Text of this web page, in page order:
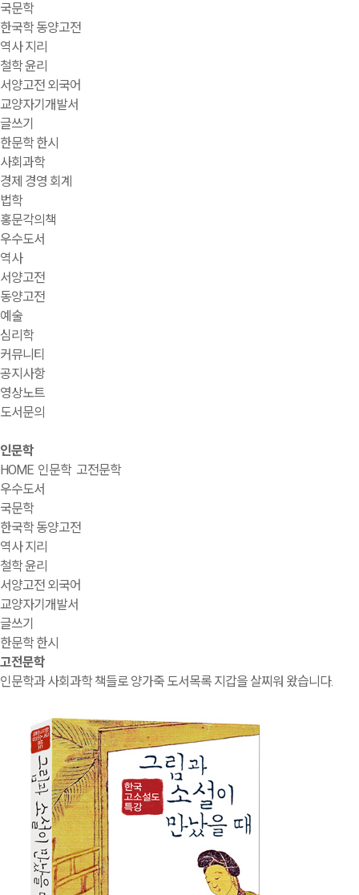
국문학
한국학 동양고전
역사 지리
철학 윤리
서양고전 외국어
교양자기개발서
글쓰기
한문학 한시
사회과학
경제 경영 회계
법학
홍문각의책
우수도서
역사
서양고전
동양고전
예술
심리학
커뮤니티
공지사항
영상노트
도서문의
인문학
HOME 인문학 고전문학
우수도서
국문학
한국학 동양고전
역사 지리
철학 윤리
서양고전 외국어
교양자기개발서
글쓰기
한문학 한시
고전문학
인문학과 사회과학 책들로 양가죽 도서목록 지갑을 살찌워 왔습니다.